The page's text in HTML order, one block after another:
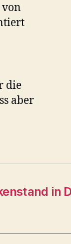
die
aber
in